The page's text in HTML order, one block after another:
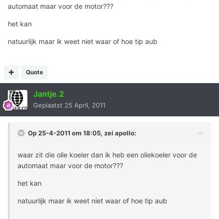
automaat maar voor de motor???
het kan
natuurlijk maar ik weet niet waar of hoe tip aub
Quote
Jantje.2
Geplaatst 25 April, 2011
Op 25-4-2011 om 18:05, zei apollo:
waar zit die olie koeler dan ik heb een oliekoeler voor de
automaat maar voor de motor???
het kan
natuurlijk maar ik weet niet waar of hoe tip aub